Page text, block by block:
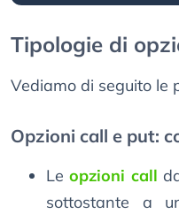
Tipologie di
Vediamo di seguito le
Opzioni call e put:
Leopzioni call
sottostante a